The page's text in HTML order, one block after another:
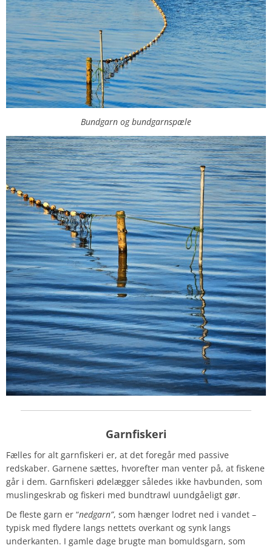
Bundgarn og bundgarnspæle
Garnfiskeri
Fælles for alt garnfiskeri er, at det foregår med passive
redskaber. Garnene sættes, hvorefter man venter på, at fiskene
går i dem. Garnfiskeri ødelægger således ikke havbunden, som
muslingeskrab og fiskeri med bundtrawl uundgåeligt gør.
De fleste garn er “nedgarn”, som hænger lodret ned i vandet –
typisk med flydere langs nettets overkant og synk langs
underkanten. I gamle dage brugte man bomuldsgarn, som